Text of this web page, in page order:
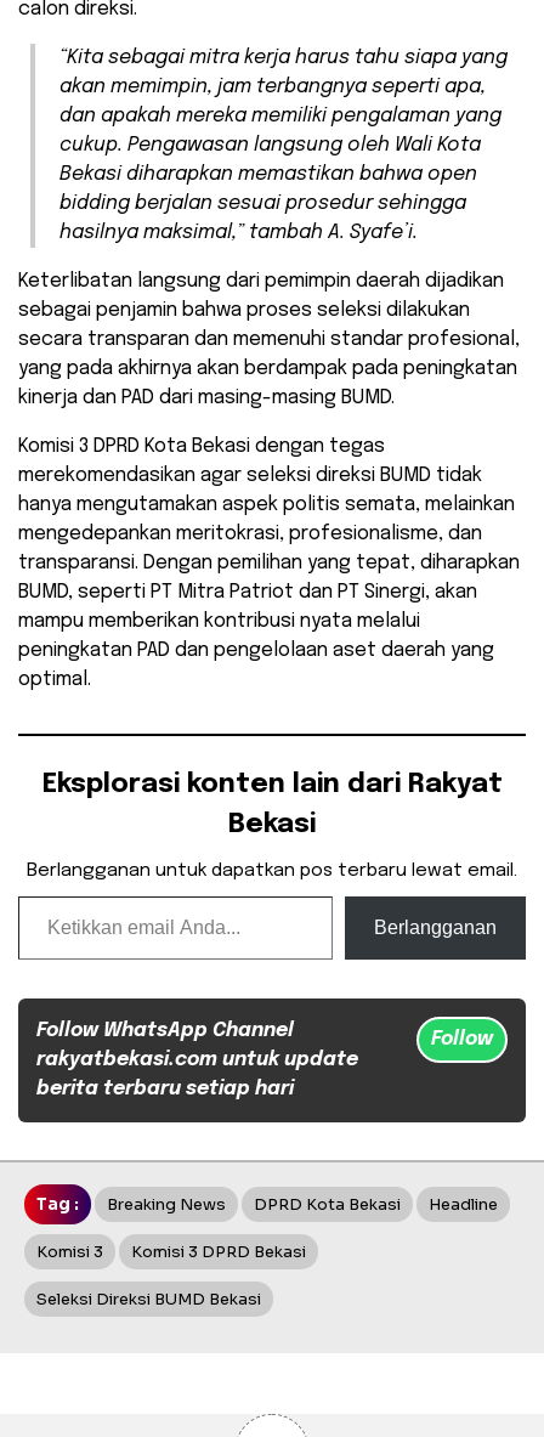
calon direksi.
“Kita sebagai mitra kerja harus tahu siapa yang
akan memimpin, jam terbangnya seperti apa,
dan apakah mereka memiliki pengalaman yang
cukup. Pengawasan langsung oleh Wali Kota
Bekasi diharapkan memastikan bahwa open
bidding berjalan sesuai prosedur sehingga
hasilnya maksimal,”tambah A. Syafe’i.
Keterlibatan langsung dari pemimpin daerah dijadikan
sebagai penjamin bahwa proses seleksi dilakukan
secara transparan dan memenuhi standar profesional,
yang pada akhirnya akan berdampak pada peningkatan
kinerja dan PAD dari masing-masing BUMD.
Komisi 3 DPRD Kota Bekasi dengan tegas
merekomendasikan agar seleksi direksi BUMD tidak
hanya mengutamakan aspek politis semata, melainkan
mengedepankan meritokrasi, profesionalisme, dan
transparansi. Dengan pemilihan yang tepat, diharapkan
BUMD, seperti PT Mitra Patriot dan PT Sinergi, akan
mampu memberikan kontribusi nyata melalui
peningkatan PAD dan pengelolaan aset daerah yang
optimal.
Eksplorasi konten lain dari Rakyat
Bekasi
Berlangganan untuk dapatkan pos terbaru lewat email.
Ketikkan email Anda...
Berlangganan
Follow WhatsApp Channel
rakyatbekasi.com untuk update
berita terbaru setiap hari
Follow
Tag : Breaking News DPRD Kota Bekasi Headline
Komisi 3 Komisi 3 DPRD Bekasi
Seleksi Direksi BUMD Bekasi